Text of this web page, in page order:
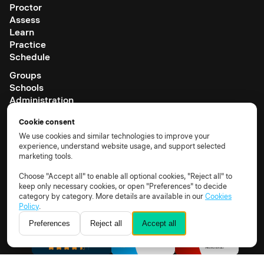
Proctor
Assess
Learn
Practice
Schedule
Groups
Schools
Administration
Unternehmen
Über uns
Karriere
Affiliate werden
Partner werden
Support-Portal
Dokumentation
Cookie consent
We use cookies and similar technologies to improve your
experience, understand website usage, and support selected
marketing tools.
Choose "Accept all" to enable all optional cookies, "Reject all" to
keep only necessary cookies, or open "Preferences" to decide
category by category. More details are available in ourCookies
Policy.
Preferences Reject all Accept all